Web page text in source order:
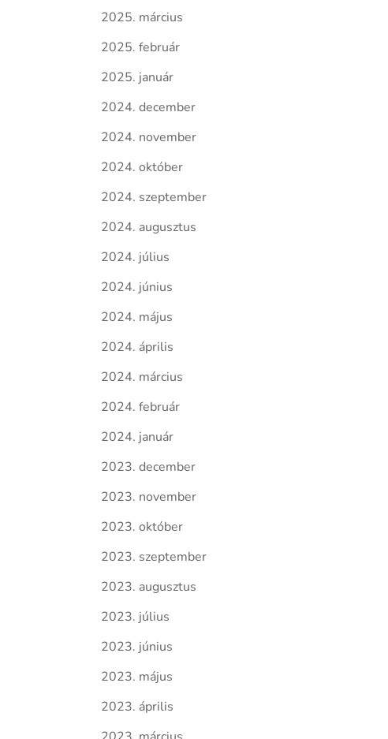
2025. március
2025. február
2025. január
2024. december
2024. november
2024. október
2024. szeptember
2024. augusztus
2024. július
2024. június
2024. május
2024. április
2024. március
2024. február
2024. január
2023. december
2023. november
2023. október
2023. szeptember
2023. augusztus
2023. július
2023. június
2023. május
2023. április